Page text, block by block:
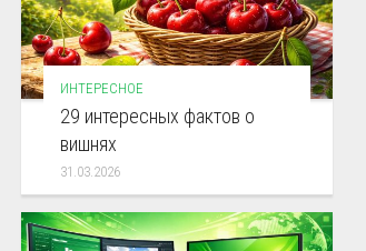
ИНТЕРЕСНОЕ
29 интересных фактов о
вишнях
31.03.2026